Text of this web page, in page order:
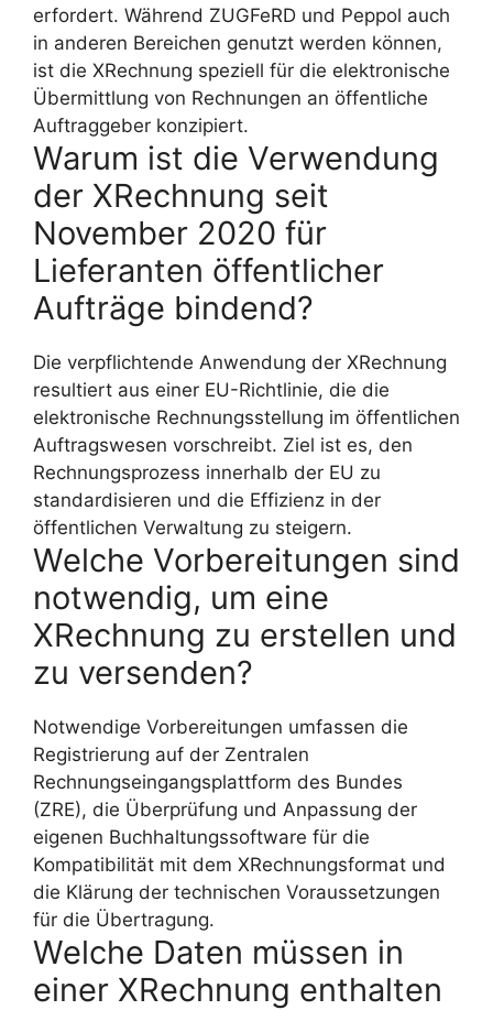
erfordert. Während ZUGFeRD und Peppol auch
in anderen Bereichen genutzt werden können,
ist die XRechnung speziell für die elektronische
Übermittlung von Rechnungen an öffentliche
Auftraggeber konzipiert.
Warum ist die Verwendung
der XRechnung seit
November 2020 für
Lieferanten öffentlicher
Aufträge bindend?
Die verpflichtende Anwendung der XRechnung
resultiert aus einer EU-Richtlinie, die die
elektronische Rechnungsstellung im öffentlichen
Auftragswesen vorschreibt. Ziel ist es, den
Rechnungsprozess innerhalb der EU zu
standardisieren und die Effizienz in der
öffentlichen Verwaltung zu steigern.
Welche Vorbereitungen sind
notwendig, um eine
XRechnung zu erstellen und
zu versenden?
Notwendige Vorbereitungen umfassen die
Registrierung auf der Zentralen
Rechnungseingangsplattform des Bundes
(ZRE), die Überprüfung und Anpassung der
eigenen Buchhaltungssoftware für die
Kompatibilität mit dem XRechnungsformat und
die Klärung der technischen Voraussetzungen
für die Übertragung.
Welche Daten müssen in
einer XRechnung enthalten